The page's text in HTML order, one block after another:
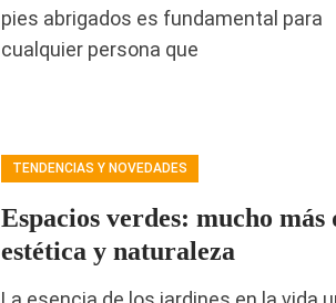
pies abrigados es fundamental para
cualquier persona que
TENDENCIAS Y NOVEDADES
Espacios verdes: mucho más
estética y naturaleza